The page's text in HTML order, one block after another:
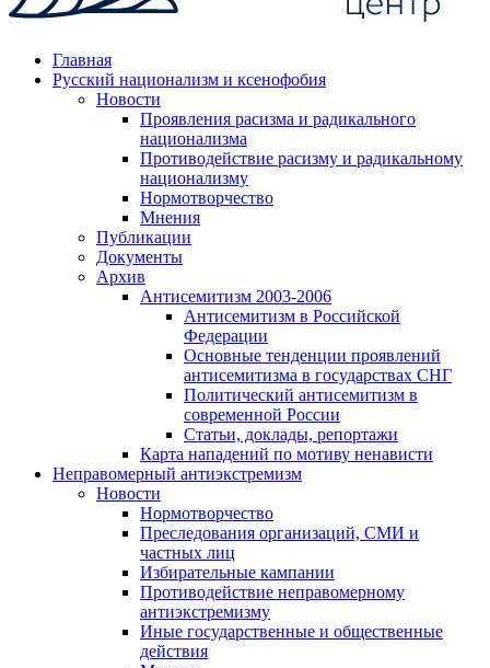
Главная
Русский национализм и ксенофобия
Новости
Проявления расизма и радикального
национализма
Противодействие расизму и радикальному
национализму
Нормотворчество
Мнения
Публикации
Документы
Архив
Антисемитизм 2003-2006
Антисемитизм в Российской
Федерации
Основные тенденции проявлений
антисемитизма в государствах СНГ
Политический антисемитизм в
современной России
Статьи, доклады, репортажи
Карта нападений по мотиву ненависти
Неправомерный антиэкстремизм
Новости
Нормотворчество
Преследования организаций, СМИ и
частных лиц
Избирательные кампании
Противодействие неправомерному
антиэкстремизму
Иные государственные и общественные
действия